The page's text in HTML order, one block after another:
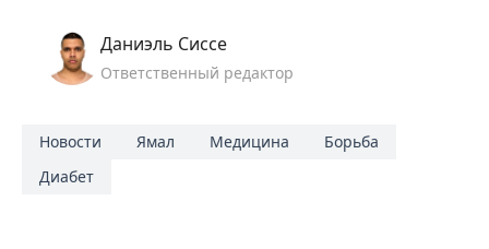
Даниэль Сиссе
Ответственный редактор
Новости Ямал Медицина
Борьба
Диабет